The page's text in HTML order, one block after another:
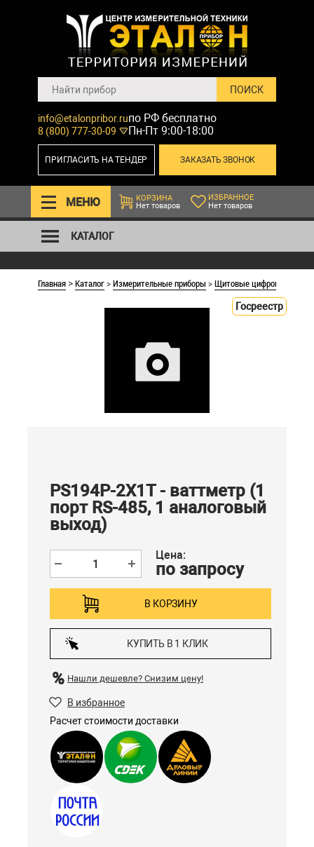
info@etalonpribor.ru
8 (800) 777-30-09
по РФ бесплатно
Пн-Пт 9:00-18:00
ЗАКАЗАТЬ ЗВОНОК
ПРИГЛАСИТЬ НА ТЕНДЕР
МЕНЮ
КОРЗИНА
Нет товаров
ИЗБРАННОЕ
Нет товаров
КАТАЛОГ
Главная >Каталог>Измерительные приборы >Щитовые цифровые
Госреестр
PS194P-2X1T - ваттметр (1
порт RS-485, 1 аналоговый
выход)
Цена:
по запросу
В КОРЗИНУ
КУПИТЬ В 1 КЛИК
Нашли дешевле? Снизим цену!
В избранное
Расчет стоимости доставки